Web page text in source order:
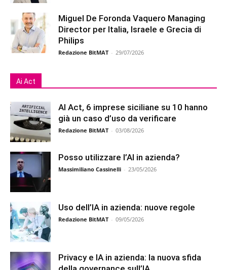
Miguel De Foronda Vaquero Managing
Director per Italia, Israele e Grecia di
Philips
Redazione BitMAT - 29/07/2026
Ai Act
AI Act, 6 imprese siciliane su 10 hanno
già un caso d’uso da verificare
Redazione BitMAT - 03/08/2026
Posso utilizzare l’AI in azienda?
Massimiliano Cassinelli - 23/05/2026
Uso dell’IA in azienda: nuove regole
Redazione BitMAT - 09/05/2026
Privacy e IA in azienda: la nuova sfida